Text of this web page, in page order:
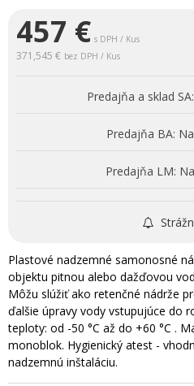
457 € s DPH / Kus
371,545 € bez DPH / Kus
Predajňa a sklad SA:
Predajňa BA:
Predajňa LM:
Plastové nadzemné samonosné
objektu pitnou alebo dažďovou
Môžu slúžiť ako retenčné nádrže
ďalšie úpravy vody vstupujúce do
teploty: od -50 °C až do +60 °C .
monoblok. Hygienický atest -
nadzemnú inštaláciu.